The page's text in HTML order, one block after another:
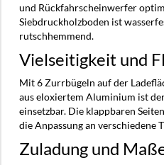
und Rückfahrscheinwerfer
Siebdruckholzboden ist
rutschhemmend.
Vielseitigkeit und
Mit 6 Zurrbügeln auf der
aus eloxiertem Aluminium ist
einsetzbar. Die klappbaren
die Anpassung an verschiedene
Zuladung und